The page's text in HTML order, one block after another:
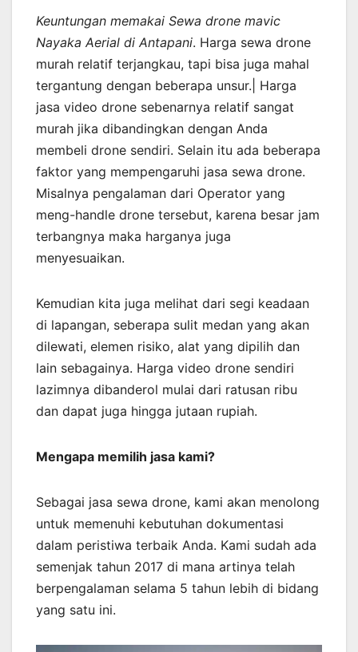
Keuntungan memakai Sewa drone mavic
Nayaka Aerial di Antapani. Harga sewa drone
murah relatif terjangkau, tapi bisa juga mahal
tergantung dengan beberapa unsur.| Harga
jasa video drone sebenarnya relatif sangat
murah jika dibandingkan dengan Anda
membeli drone sendiri. Selain itu ada beberapa
faktor yang mempengaruhi jasa sewa drone.
Misalnya pengalaman dari Operator yang
meng-handle drone tersebut, karena besar jam
terbangnya maka harganya juga
menyesuaikan.
Kemudian kita juga melihat dari segi keadaan
di lapangan, seberapa sulit medan yang akan
dilewati, elemen risiko, alat yang dipilih dan
lain sebagainya. Harga video drone sendiri
lazimnya dibanderol mulai dari ratusan ribu
dan dapat juga hingga jutaan rupiah.
Mengapa memilih jasa kami?
Sebagai jasa sewa drone, kami akan menolong
untuk memenuhi kebutuhan dokumentasi
dalam peristiwa terbaik Anda. Kami sudah ada
semenjak tahun 2017 di mana artinya telah
berpengalaman selama 5 tahun lebih di bidang
yang satu ini.